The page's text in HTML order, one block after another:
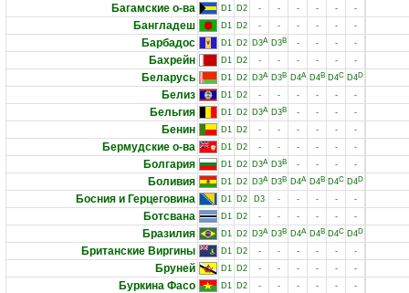
Багамские о-ва D1 D2 - - - - - -
Бангладеш D1 D2 - - - - - -
Барбадос D1 D2 D3A D3B - - - -
Бахрейн D1 D2 - - - - - -
Беларусь D1 D2 D3A D3B D4A D4B D4C D4D
Белиз D1 D2 - - - - - -
Бельгия D1 D2 D3A D3B - - - -
Бенин D1 D2 - - - - - -
Бермудские о-ва D1 D2 - - - - - -
Болгария D1 D2 D3A D3B - - - -
Боливия D1 D2 D3A D3B D4A D4B D4C D4D
Босния и Герцеговина D1 D2 D3 - - - - -
Ботсвана D1 D2 - - - - - -
Бразилия D1 D2 D3A D3B D4A D4B D4C D4D
Британские Виргины D1 D2 - - - - - -
Бруней D1 D2 - - - - - -
Буркина Фасо D1 D2 - - - - - -